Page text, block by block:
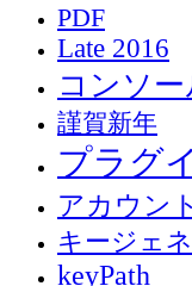
PDF
Late 2016
コンソー
謹賀新年
プラグ
アカウント
キージェ
keyPath